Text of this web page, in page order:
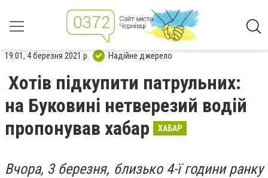
19:01, 4 березня 2021 р. Надійне джерело
Хотів підкупити патрульних:
на Буковині нетверезий водій
пропонував хабар
ХАБАР
Вчора, 3 березня, близько 4-ї години ранку